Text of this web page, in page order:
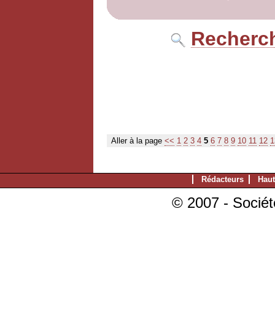
Aller à la page << 1 2 3 4 5 6 7 8 9 10 11 12
Rédacteurs
© 2007 -